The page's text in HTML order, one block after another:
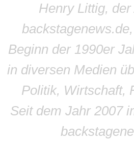
Henry Littig,
Beginn der 1990er
in diversen Medien
Politik, Wirtschaft,
Seit dem Jahr 2007